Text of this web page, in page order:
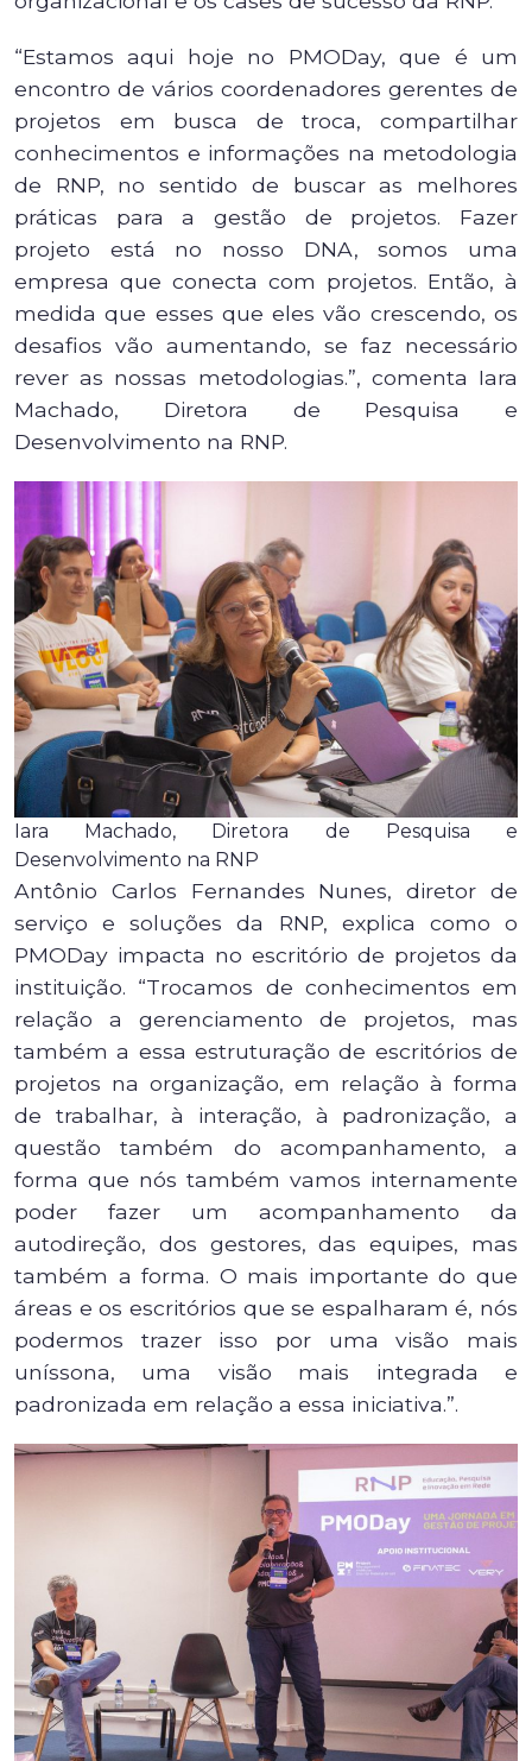
“Estamos aqui hoje no PMODay, que é um
encontro de vários coordenadores gerentes de
projetos em busca de troca, compartilhar
conhecimentos e informações na metodologia
de RNP, no sentido de buscar as melhores
práticas para a gestão de projetos. Fazer
projeto está no nosso DNA, somos uma
empresa que conecta com projetos. Então, à
medida que esses que eles vão crescendo, os
desafios vão aumentando, se faz necessário
rever as nossas metodologias.”, comenta Iara
Machado, Diretora de Pesquisa e
Desenvolvimento na RNP.
Iara Machado, Diretora de Pesquisa e
Desenvolvimento na RNP
Antônio Carlos Fernandes Nunes, diretor de
serviço e soluções da RNP, explica como o
PMODay impacta no escritório de projetos da
instituição. “Trocamos de conhecimentos em
relação a gerenciamento de projetos, mas
também a essa estruturação de escritórios de
projetos na organização, em relação à forma
de trabalhar, à interação, à padronização, a
questão também do acompanhamento, a
forma que nós também vamos internamente
poder fazer um acompanhamento da
autodireção, dos gestores, das equipes, mas
também a forma. O mais importante do que
áreas e os escritórios que se espalharam é, nós
podermos trazer isso por uma visão mais
uníssona, uma visão mais integrada e
padronizada em relação a essa iniciativa.”.